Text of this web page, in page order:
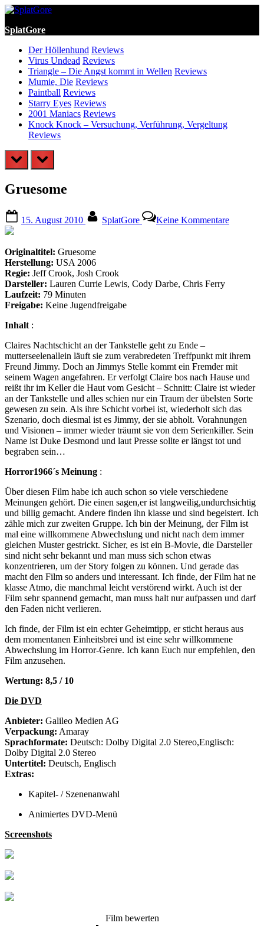
Skip
content
SplatGore
Der Höllenhund Reviews
Virus Undead Reviews
Triangle – Die Angst kommt in Wellen Reviews
Mumie, Die Reviews
Paintball Reviews
Starry Eyes Reviews
2001 Maniacs Reviews
Knock Knock – Versuchung, Verführung, Vergeltung
Reviews
prev next
Gruesome
on
15. August 2010 SplatGore Keine Kommentare
Originaltitel: Gruesome
Herstellung: USA 2006
Regie: Jeff Crook, Josh Crook
Darsteller: Lauren Currie Lewis, Cody Darbe, Chris Ferry
Laufzeit: 79 Minuten
Freigabe: Keine Jugendfreigabe
Inhalt :
Claires Nachtschicht an der Tankstelle geht zu Ende –
mutterseelenallein läuft sie zum verabredeten Treffpunkt mit ihrem
Freund Jimmy. Doch an Jimmys Stelle kommt ein Fremder mit
seinem Wagen angefahren. Er verfolgt Claire bos nach Hause und
reißt ihr im Keller die Haut vom Gesicht – Schnitt: Claire ist wieder
an der Tankstelle und alles schien nur ein Traum der übelsten Sorte
gewesen zu sein. Als ihre Schicht vorbei ist, wiederholt sich das
Szenario, doch diesmal ist es Jimmy, der sie abholt. Vorahnungen
und Visionen – immer wieder träumt sie von dem Serienkiller. Sein
Name ist Duke Desmond und laut Presse sollte er längst tot und
begraben sein…
Horror1966´s Meinung :
Über diesen Film habe ich auch schon so viele verschiedene
Meinungen gehört. Die einen sagen,er ist langweilig,undurchsichtig
und billig gemacht. Andere finden ihn klasse und sind begeistert. Ich
zähle mich zur zweiten Gruppe. Ich bin der Meinung, der Film ist
mal eine willkommene Abwechslung und nicht nach dem immer
gleichen Muster gestrickt. Sicher, es ist ein B-Movie, die Darsteller
sind nicht sehr bekannt und man muss sich schon etwas
konzentrieren, um der Story folgen zu können. Und gerade das
macht den Film so anders und interessant. Ich finde, der Film hat ne
klasse Atmo, die manchmal leicht verstörend wirkt. Auch ist der
Film sehr spannend gemacht, man muss halt nur aufpassen und darf
den Faden nicht verlieren.
Ich finde, der Film ist ein echter Geheimtipp, er sticht heraus aus
dem momentanen Einheitsbrei und ist eine sehr willkommene
Abwechslung im Horror-Genre. Ich kann Euch nur empfehlen, den
Film anzusehen.
Wertung: 8,5 / 10
Die DVD
Anbieter: Galileo Medien AG
Verpackung: Amaray
Sprachformate: Deutsch: Dolby Digital 2.0 Stereo,Englisch:
Dolby Digital 2.0 Stereo
Untertitel: Deutsch, Englisch
Extras:
Kapitel- / Szenenanwahl
Animiertes DVD-Menü
Screenshots
Film bewerten